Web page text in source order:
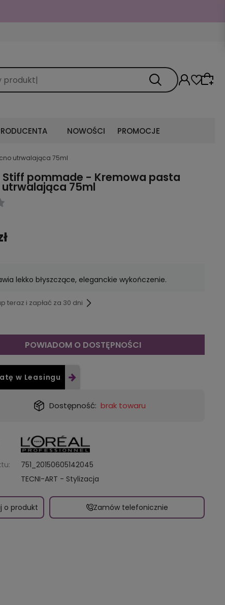
NOWOŚCI PROMOCJE
utrwalająca 75ml
Stiff pommade - Kremowa pasta
75ml
lekko błyszczące, eleganckie wykończenie.
teraz i zapłać za 30 dni
POWIADOM O DOSTĘPNOŚCI
w Leasingu
Dostępność: brak towaru
751_20150605142045
TECNI-ART - Stylizacja
o produkt Zamów telefonicznie